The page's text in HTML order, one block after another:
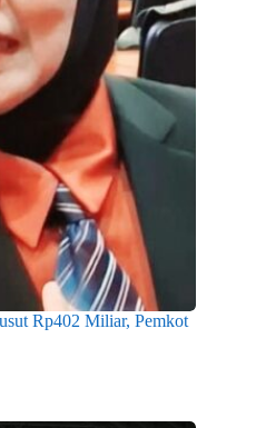
Rp402 Miliar, Pemkot